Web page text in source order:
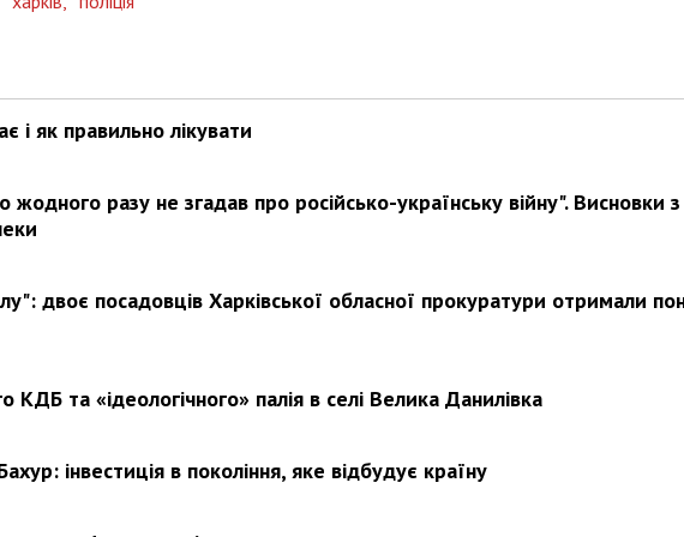
і як правильно лікувати
разу не згадав про російсько-українську війну". Висновки з
двоє посадовців Харківської обласної прокуратури отримали
КДБ та «ідеологічного» палія в селі Велика Данилівка
інвестиція в покоління, яке відбудує країну